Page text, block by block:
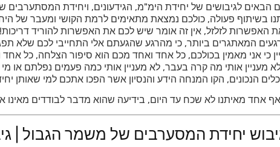
הבאים לגיבושים של יחידת הימ"מ, הגידעונים, ויחידת
בשיתוף פעולה, כולכם נמצאת מתאימים לרמת הקושי ומעבר של
לזלזל, אין זה אומר שיש לכם את האפשרות להוריד דריכות!
המאתגרים ביותר, כי מהרגע שהגעתם אלי התחייבי לכם שלא
כי אני מאמין בכולכם, כל אחד ואחד מכם הוא סיפור הצלחה, כל
,לא מעניין אותי מה קרה בעבר, לא מעניין אותי כמה פעמים נפלתם
הנכונים, הקו המנחה הידע והנסיון אשר הפכו אתכם למי שאותן
אחד מאיתנו לא שכח עד היום, בידיעה שהוא מדבר לבודדים מאינו
יחידת המסערבים של משמר הגבול |